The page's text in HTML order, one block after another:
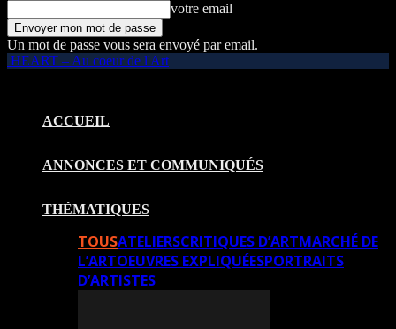
votre email
Un mot de passe vous sera envoyé par email.
HEART – Au coeur de l'Art
ACCUEIL
ANNONCES ET COMMUNIQUÉS
THÉMATIQUES
TOUSATELIERSCRITIQUES D’ARTMARCHÉ DE
L’ARTOEUVRES EXPLIQUÉESPORTRAITS
D’ARTISTES